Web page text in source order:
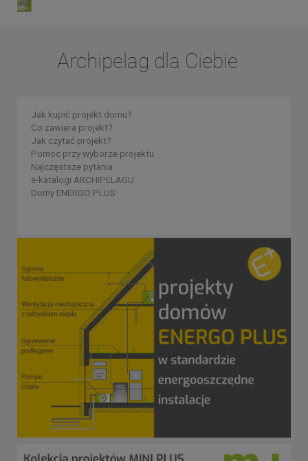
Archipelag dla Ciebie
Jak kupić projekt domu?
Co zawiera projekt?
Jak czytać projekt?
Pomoc przy wyborze projektu
Najczęstsze pytania
e-katalogi ARCHIPELAGU
Domy ENERGO PLUS